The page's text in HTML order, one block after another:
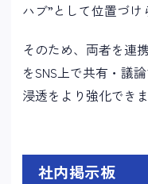
ハブ”として位置づけ
そのため、両者を連
をSNS上で共有・議
浸透をより強化できま
社内掲示板